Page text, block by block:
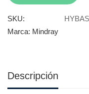
SKU:
Marca: Mindray
Descripción